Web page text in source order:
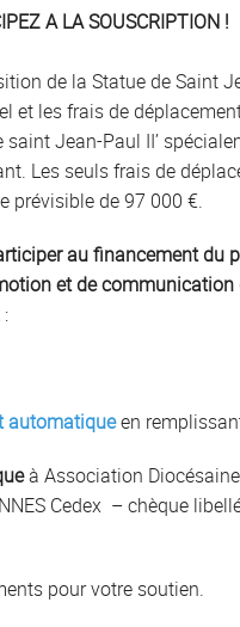
A LA SOUSCRIPTION !
de la Statue de Saint
et les frais de
saint Jean-Paul II’
Les seuls frais de
prévisible de 97 000 €.
au financement du
et de communication
:
automatiqueen
à Association
Cedex – chèque
pour votre soutien.